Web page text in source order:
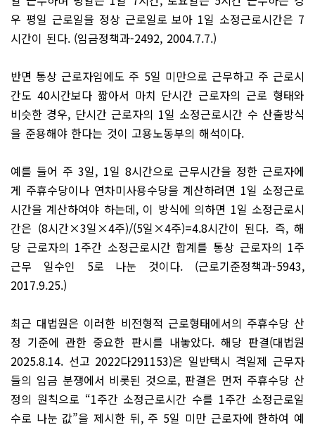
우 평일 근로일을 정상 근로일로 보아 1일 소정근로시간은 7
시간이 된다. (임금정책과-2492, 2004.7.7.)
반면 통상 근로자임에도 주 5일 미만으로 근무하고 주 근로시
간도 40시간보다 짧아서 마치 단시간 근로자의 근로 형태와
비슷한 경우, 단시간 근로자의 1일 소정근로시간 수 산출방식
을 준용해야 한다는 것이 고용노동부의 해석이다.
예를 들어 주 3일, 1일 8시간으로 근무시간을 정한 근로자에
게 주휴수당이나 연차미사용수당을 계산하려면 1일 소정근로
시간을 계산하여야 하는데, 이 방식에 의하면 1일 소정근로시
간은 (8시간×3일×4주)/(5일×4주)=4.8시간이 된다. 즉, 해
당 근로자의 1주간 소정근로시간 합계를 통상 근로자의 1주
근무 일수인 5로 나눈 것이다. (근로기준정책과-5943,
2017.9.25.)
최근 대법원은 이러한 비전형적 근로형태에서의 주휴수당 산
정 기준에 관한 중요한 판시를 내놓았다. 해당 판결(대법원
2025.8.14. 선고 2022다291153)은 일반택시 격일제 근무자
들의 임금 분쟁에서 비롯된 것으로, 판결은 먼저 주휴수당 산
정의 원칙으로 “1주간 소정근로시간 수를 1주간 소정근로일
수로 나눈 값”을 제시한 뒤, 주 5일 미만 근로자에 한하여 예